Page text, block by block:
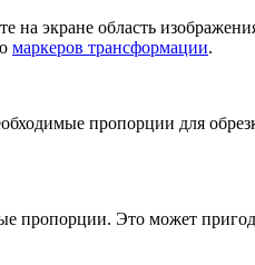
экране область
маркеров трансформации.
пропорции для
пропорции. Это может